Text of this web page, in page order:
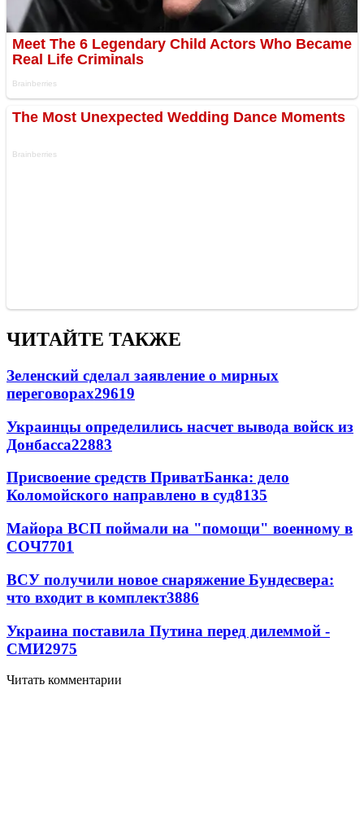
ЧИТАЙТЕ ТАКЖЕ
Зеленский сделал заявление о мирных
переговорах29619
Украинцы определились насчет вывода войск из
Донбасса22883
Присвоение средств ПриватБанка: дело
Коломойского направлено в суд8135
Майора ВСП поймали на "помощи" военному в
СОЧ7701
ВСУ получили новое снаряжение Бундесвера:
что входит в комплект3886
Украина поставила Путина перед дилеммой -
СМИ2975
Читать комментарии